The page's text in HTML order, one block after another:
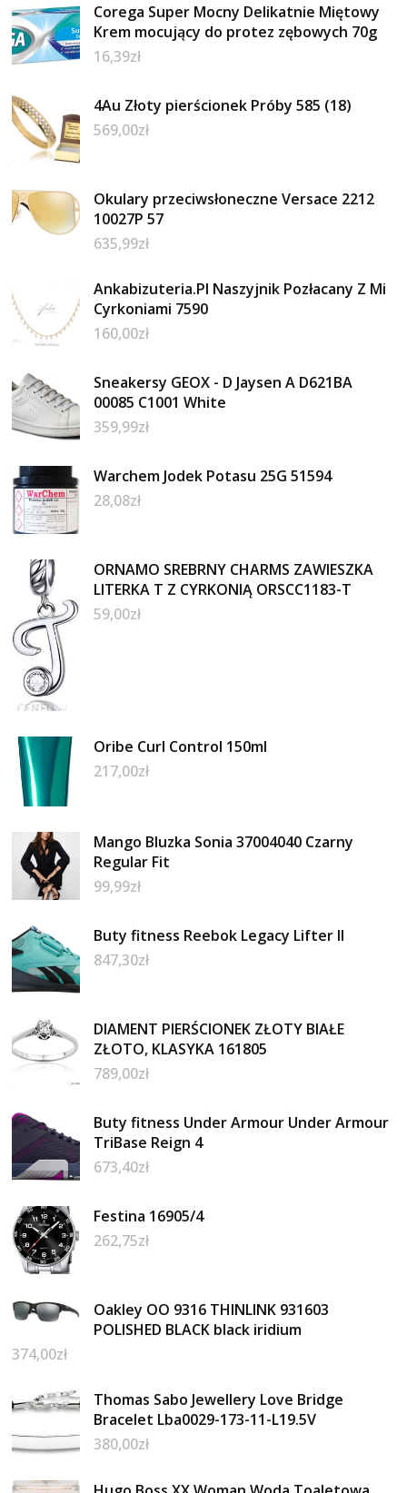
Corega Super Mocny Delikatnie Miętowy
Krem mocujący do protez zębowych 70g
16,39zł
4Au Złoty pierścionek Próby 585 (18)
569,00zł
Okulary przeciwsłoneczne Versace 2212
10027P 57
635,99zł
Ankabizuteria.Pl Naszyjnik Pozłacany Z Mi
Cyrkoniami 7590
160,00zł
Sneakersy GEOX - D Jaysen A D621BA
00085 C1001 White
359,99zł
Warchem Jodek Potasu 25G 51594
28,08zł
ORNAMO SREBRNY CHARMS ZAWIESZKA
LITERKA T Z CYRKONIĄ ORSCC1183-T
59,00zł
Oribe Curl Control 150ml
217,00zł
Mango Bluzka Sonia 37004040 Czarny
Regular Fit
99,99zł
Buty fitness Reebok Legacy Lifter II
847,30zł
DIAMENT PIERŚCIONEK ZŁOTY BIAŁE
ZŁOTO, KLASYKA 161805
789,00zł
Buty fitness Under Armour Under Armour
TriBase Reign 4
673,40zł
Festina 16905/4
262,75zł
Oakley OO 9316 THINLINK 931603
POLISHED BLACK black iridium
374,00zł
Thomas Sabo Jewellery Love Bridge
Bracelet Lba0029-173-11-L19.5V
380,00zł